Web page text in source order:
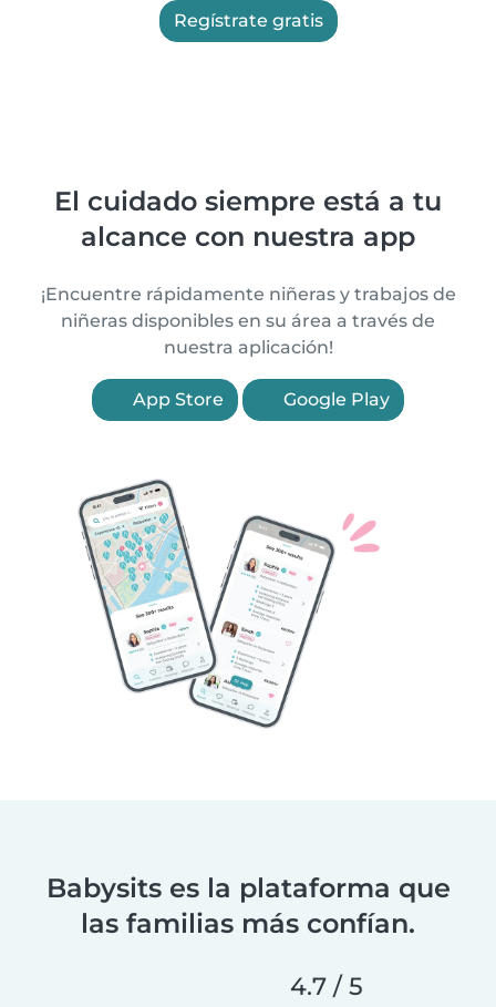
Regístrate gratis
El cuidado siempre está a tu
alcance con nuestra app
¡Encuentre rápidamente niñeras y trabajos de
niñeras disponibles en su área a través de
nuestra aplicación!
App Store Google Play
Babysits es la plataforma que
las familias más confían.
4.7 / 5